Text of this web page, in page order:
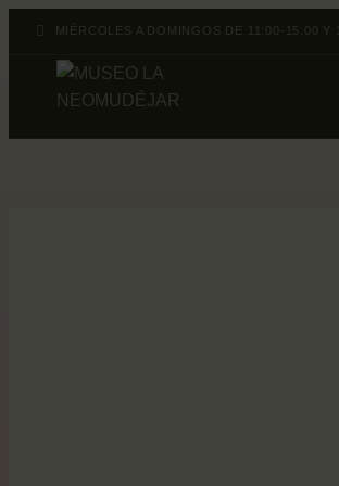
MIÉRCOLES A DOMINGOS DE 11:00-15:00 Y